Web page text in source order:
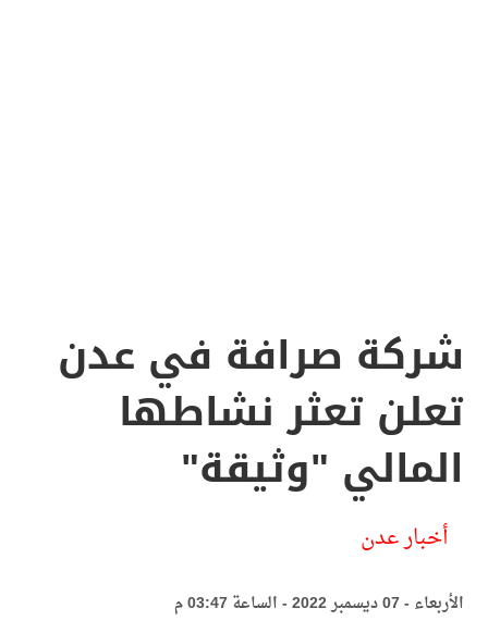
شركة صرافة في عدن
تعلن تعثر نشاطها
المالي "وثيقة"
أخبار عدن
الأربعاء - 07 ديسمبر 2022 - الساعة 03:47 م